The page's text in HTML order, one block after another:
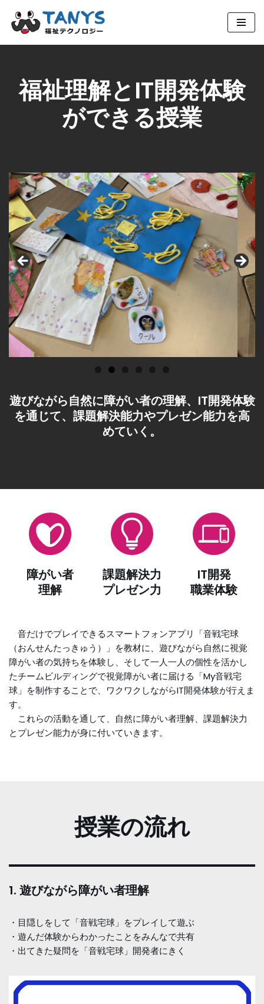
コ
ン
福祉理解とIT開発体験
ができる授業
遊びながら自然に障がい者の理解、IT開発体験
を通じて、課題解決能力やプレゼン能力を高
めていく。
障がい者
理解
課題解決力
プレゼン力
IT開発
職業体験
音だけでプレイできるスマートフォンアプリ「音戦宅球
（おんせんたっきゅう）」を教材に、遊びながら自然に視覚
障がい者の気持ちを体験し、そして一人一人の個性を活かし
たチームビルディングで視覚障がい者に届ける「My音戦宅
球」を制作することで、ワクワクしながらIT開発体験が行えま
す。
これらの活動を通して、自然に障がい者理解、課題解決力
とプレゼン能力が身に付いていきます。
授業の流れ
1. 遊びながら障がい者理解
・目隠しをして「音戦宅球」をプレイして遊ぶ
・遊んだ体験からわかったことをみんなで共有
・出てきた疑問を「音戦宅球」開発者にきく